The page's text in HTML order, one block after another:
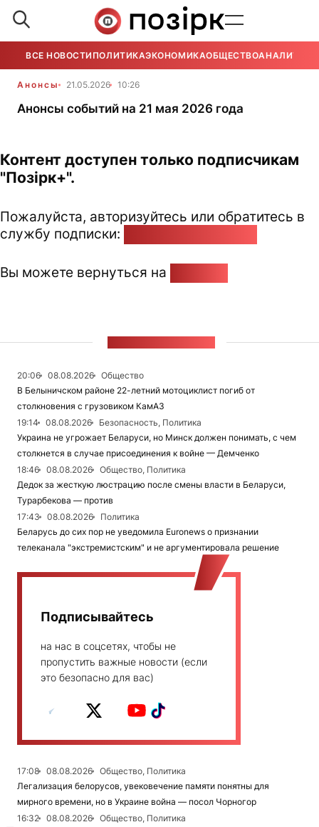
ВСЕ НОВОСТИ ПОЛИТИКАЭКОНОМИКАОБЩЕСТВОАНАЛИТИКА
Анонсы 21.05.2026 10:26
Анонсы событий на 21 мая 2026 года
Контент доступен только подписчикам
"Позірк+".
Пожалуйста, авторизуйтесь или обратитесь в
службу подписки:
Вы можете вернуться на
20:06 08.08.2026
Общество
В Белыничском районе 22-летний мотоциклист погиб от
столкновения с грузовиком КамАЗ
19:14
08.08.2026
Безопасность, Политика
Украина не угрожает Беларуси, но Минск должен понимать, с чем
столкнется в случае присоединения к войне — Демченко
18:46
08.08.2026
Общество, Политика
Дедок за жесткую люстрацию после смены власти в Беларуси,
Турарбекова — против
17:43
08.08.2026
Политика
Беларусь до сих пор не уведомила Euronews о признании
телеканала "экстремистским" и не аргументировала решение
Подписывайтесь
на нас в соцсетях, чтобы не
пропустить важные новости (если
это безопасно для вас)
17:08 08.08.2026
Общество, Политика
Легализация белорусов, увековечение памяти понятны для
мирного времени, но в Украине война — посол Чорногор
16:32
08.08.2026
Общество, Политика